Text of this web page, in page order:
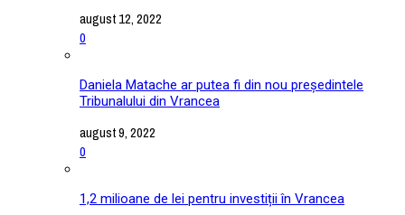
august 12, 2022
0
Daniela Matache ar putea fi din nou președintele
Tribunalului din Vrancea
august 9, 2022
0
1,2 milioane de lei pentru investiții în Vrancea